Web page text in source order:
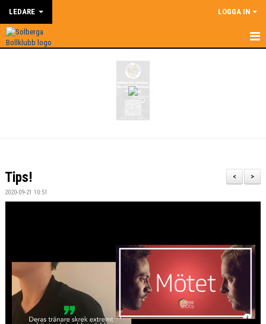
LEDARE LOGGA IN
DOKUMENT
ÅRSHJUL
>
<
Tips!
2020-09-21 10:51